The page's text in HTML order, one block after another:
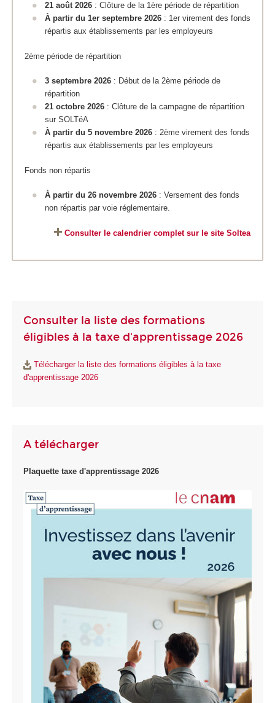
21 août 2026 : Clôture de la 1ère période de répartition
À partir du 1er septembre 2026 : 1er virement des fonds
répartis aux établissements par les employeurs
2ème période de répartition
3 septembre 2026 : Début de la 2ème période de
répartition
21 octobre 2026 : Clôture de la campagne de répartition
sur SOLTéA
À partir du 5 novembre 2026 : 2ème virement des fonds
répartis aux établissements par les employeurs
Fonds non répartis
À partir du 26 novembre 2026 : Versement des fonds
non répartis par voie réglementaire.
Consulter le calendrier complet sur le site Soltea
Consulter la liste des formations
éligibles à la taxe d'apprentissage 2026
Télécharger la liste des formations éligibles à la taxe
d'apprentissage 2026
A télécharger
Plaquette taxe d'apprentissage 2026